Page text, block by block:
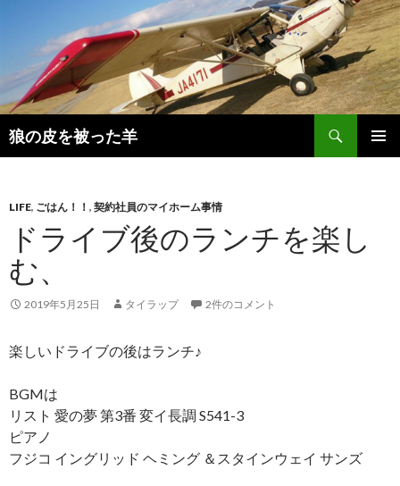
狼の皮を被った羊
検
索
ン
ツ
移
動
LIFE, ごはん！！ , 契約社員のマイホーム事情
ドライブ後のランチを楽し
む、
2019年5月25日 タイラップ 2件のコメント
楽しいドライブの後はランチ♪
BGMは
リスト 愛の夢 第3番 変イ長調 S541-3
ピアノ
フジコ イングリッド ヘミング ＆スタインウェイ サンズ